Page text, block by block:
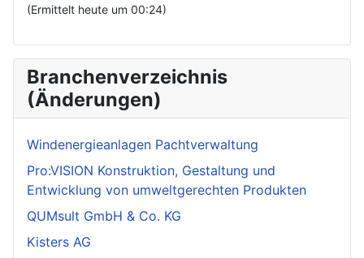
(Ermittelt heute um 00:24)
Branchenverzeichnis
(Änderungen)
Windenergieanlagen Pachtverwaltung
Pro:VISION Konstruktion, Gestaltung und
Entwicklung von umweltgerechten Produkten
QUMsult GmbH & Co. KG
Kisters AG